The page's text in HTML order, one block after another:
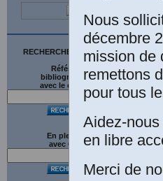
RECHERCHE SUR LE SITE
Références
bibliographiques
avec le catalogue
En plein texte
avec G gle
Nous
décembre
mission de
remettons
pour tous
Aidez-
en libre
Merci de